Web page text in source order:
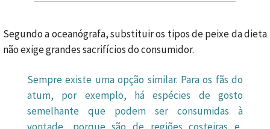
Segundo a oceanógrafa, substituir os tipos de peixe da dieta
não exige grandes sacrifícios do consumidor.
Sempre existe uma opção similar. Para os fãs do
atum, por exemplo, há espécies de gosto
semelhante que podem ser consumidas à